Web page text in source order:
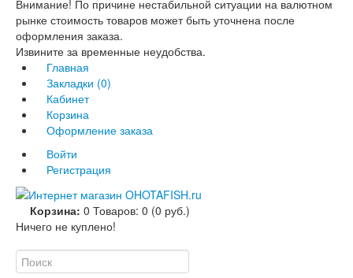
Внимание! По причине нестабильной ситуации на валютном
рынке стоимость товаров может быть уточнена после
оформления заказа.
Извините за временные неудобства.
Главная
Закладки (0)
Кабинет
Корзина
Оформление заказа
Войти
Регистрация
Корзина: 0 Товаров: 0 (0 руб.)
Ничего не куплено!